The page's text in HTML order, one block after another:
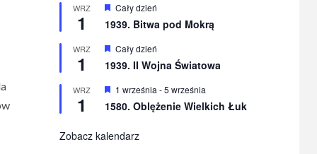
WRZ
1
Wyróżnione
Cały dzień
1939. Bitwa pod Mokrą
WRZ
1
Wyróżnione
Cały dzień
1939. II Wojna Światowa
WRZ
1
Wyróżnione
1 września -5 września
1580. Oblężenie Wielkich Łuk
Zobacz kalendarz